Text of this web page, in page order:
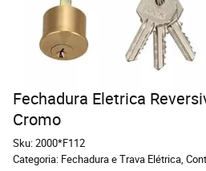
Fechadura Eletrica
Cromo
Sku:2000*F112
Categoria: Fechadura e Trava Elétrica,